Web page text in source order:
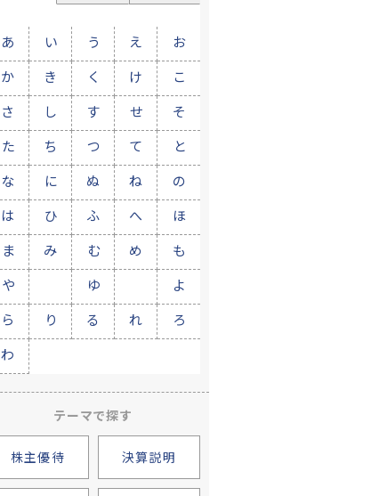
あ い う え お
か き く け こ
さ し す せ そ
た ち つ て と
な に ぬ ね の
は ひ ふ へ ほ
ま み む め も
や ゆ よ
ら り る れ ろ
わ
テーマで探す
株主優待 決算説明